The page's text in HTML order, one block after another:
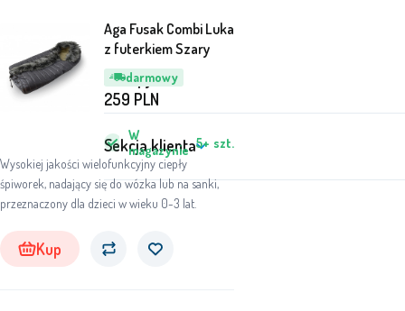
darmowy
Aga Fusak Combi Luka
z futerkiem Szary
Wysokiej jakości wielofunkcyjny ciepły
śpiworek, nadający się do wózka lub na sanki,
przeznaczony dla dzieci w wieku 0-3 lat.
W
magazynie 5+ szt.
259 PLN
Kup
Zakupy
Sekcja klienta